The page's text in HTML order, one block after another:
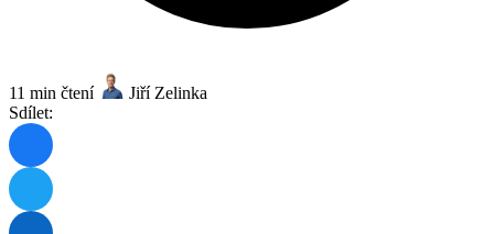
11 min čtení
Jiří Zelinka
Sdílet: